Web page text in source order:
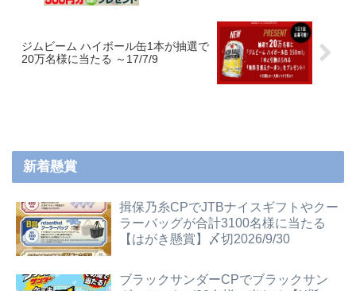
ジムビーム ハイボール缶1本が抽選で
20万名様に当たる ～17/7/9
新着懸賞
揖保乃糸CPでJTBナイスギフトやクー
ラーバッグが合計3100名様に当たる
【はがき懸賞】〆切2026/9/30
ブラックサンダーCPでブラックサン